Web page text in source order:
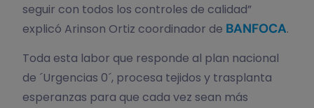
seguir con todos los controles de calidad”
explicó Arinson Ortiz coordinador de BANFOCA.
Toda esta labor que responde al plan nacional
de ´Urgencias 0´, procesa tejidos y trasplanta
esperanzas para que cada vez sean más